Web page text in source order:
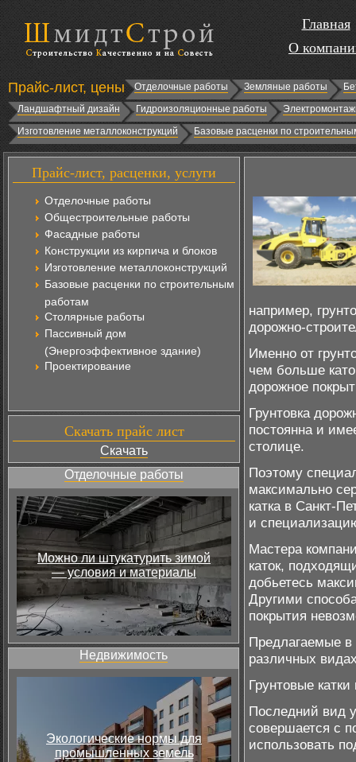
Главная
О
Прайс-лист, цены Отделочные работы Земляные работы
Ландшафтный дизайн
Гидроизоляционные работы
Изготовление металлоконструкций
Базовые расценки по
Прайс-лист, расценки, услуги
Отделочные работы
Общестроительные работы
Фасадные работы
Конструкции из кирпича и блоков
Изготовление металлоконструкций
Базовые расценки по строительным
работам
Столярные работы
Пассивный дом
(Энергоэффективное здание)
Проектирование
Скачать прайс лист
Скачать
Отделочные работы
Можно ли штукатурить зимой
— условия и материалы
Недвижимость
Экологические нормы для
промышленных земель
например,
дорожно-
Именно от
чем больше
дорожное
Грунтовка
постоянна и
столице.
Поэтому
максимально
катка в Санкт-
и
Мастера
каток,
добьетесь
Другими
покрытия
Предлагаемые в
различных
Грунтовые
Последний вид
совершается с
использовать